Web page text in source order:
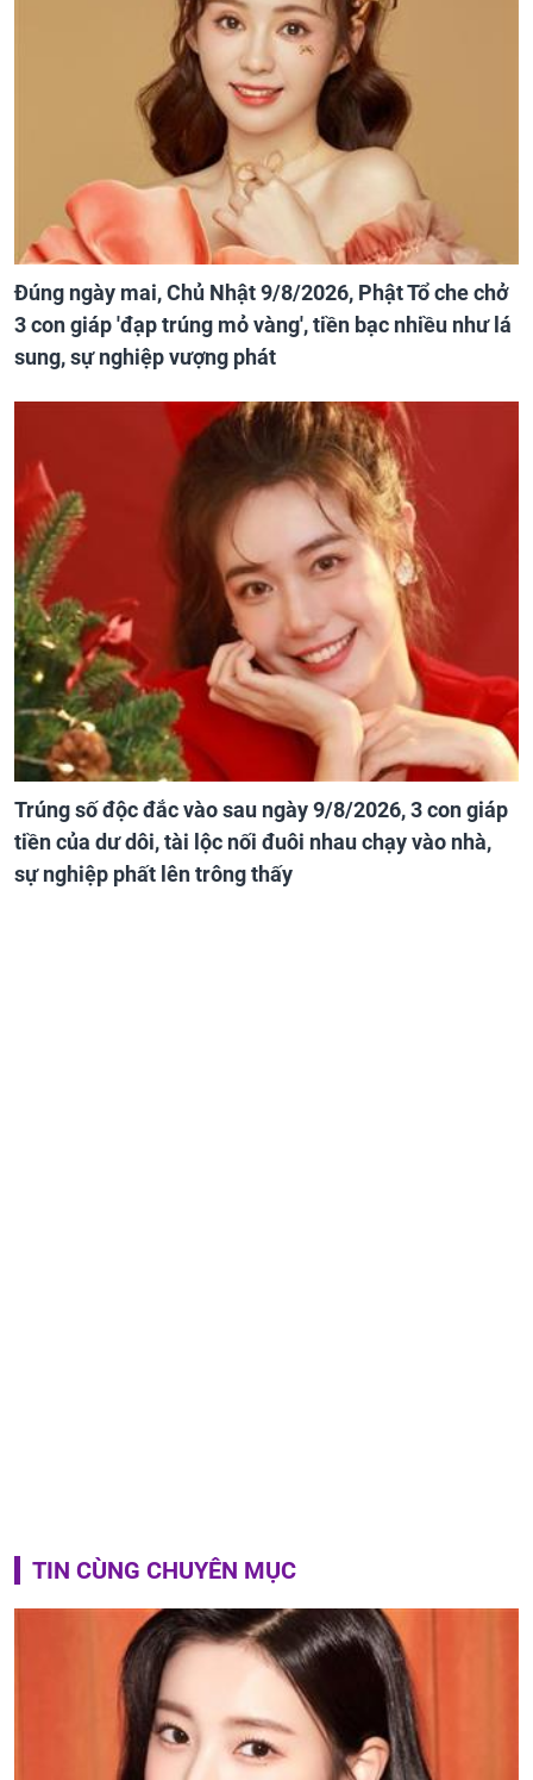
Đúng ngày mai, Chủ Nhật 9/8/2026, Phật Tổ che chở
3 con giáp 'đạp trúng mỏ vàng', tiền bạc nhiều như lá
sung, sự nghiệp vượng phát
Trúng số độc đắc vào sau ngày 9/8/2026, 3 con giáp
tiền của dư dôi, tài lộc nối đuôi nhau chạy vào nhà,
sự nghiệp phất lên trông thấy
TIN CÙNG CHUYÊN MỤC